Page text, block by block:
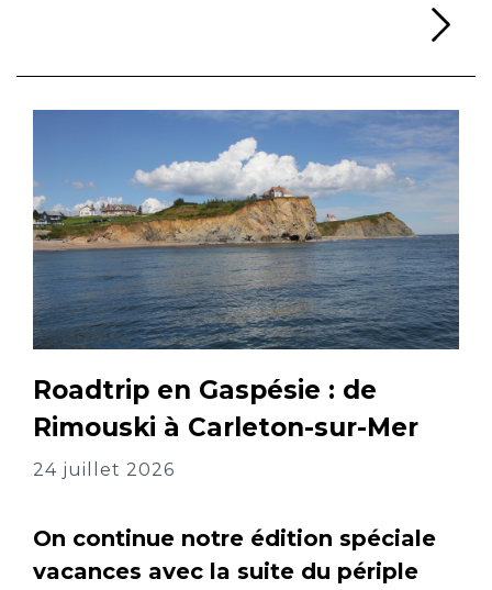
Roadtrip en Gaspésie : de
Rimouski à Carleton-sur-Mer
24 juillet 2026
On continue notre édition spéciale
vacances avec la suite du périple